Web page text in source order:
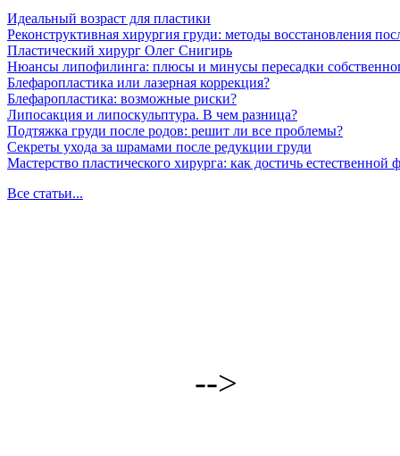
Идеальный возраст для пластики
Реконструктивная хирургия груди: методы восстановления
Пластический хирург Олег Снигирь
Нюансы липофилинга: плюсы и минусы пересадки
Блефаропластика или лазерная коррекция?
Блефаропластика: возможные риски?
Липосакция и липоскульптура. В чем разница?
Подтяжка груди после родов: решит ли все проблемы?
Секреты ухода за шрамами после редукции груди
Мастерство пластического хирурга: как достичь
Все статьи...
-->